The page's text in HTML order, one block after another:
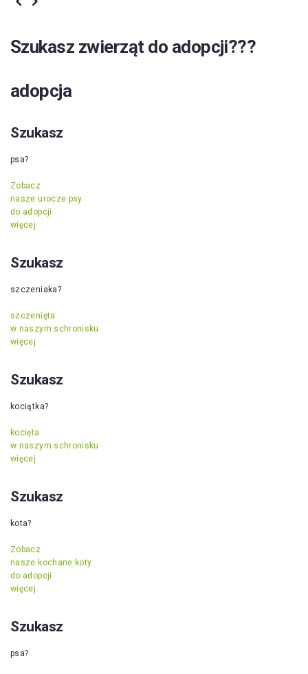
Szukasz zwierząt do adopcji???
adopcja
Szukasz
psa?
Zobacz
nasze urocze psy
do adopcji
więcej
Szukasz
szczeniaka?
szczenięta
w naszym schronisku
więcej
Szukasz
kociątka?
kocięta
w naszym schronisku
więcej
Szukasz
kota?
Zobacz
nasze kochane koty
do adopcji
więcej
Szukasz
psa?